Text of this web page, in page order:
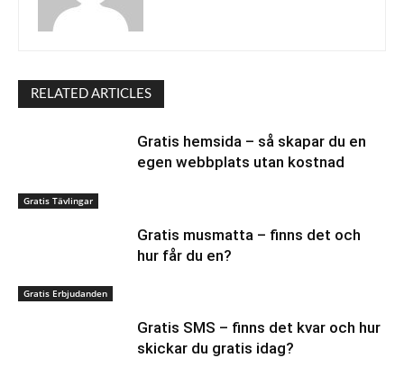
RELATED ARTICLES
Gratis Tävlingar
Gratis hemsida – så skapar du en
egen webbplats utan kostnad
Gratis Erbjudanden
Gratis musmatta – finns det och
hur får du en?
Gratis SMS – finns det kvar och hur
skickar du gratis idag?